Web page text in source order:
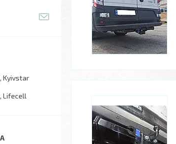
Kyivstar
Lifecell